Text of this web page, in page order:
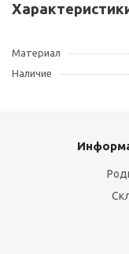
Материал
Наличие